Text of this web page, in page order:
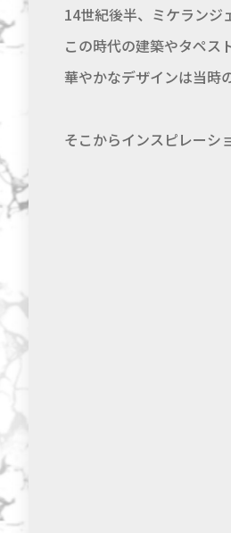
14世紀後半、ミケランジ
この時代の建築やタペス
華やかなデザインは当時
そこからインスピレーシ